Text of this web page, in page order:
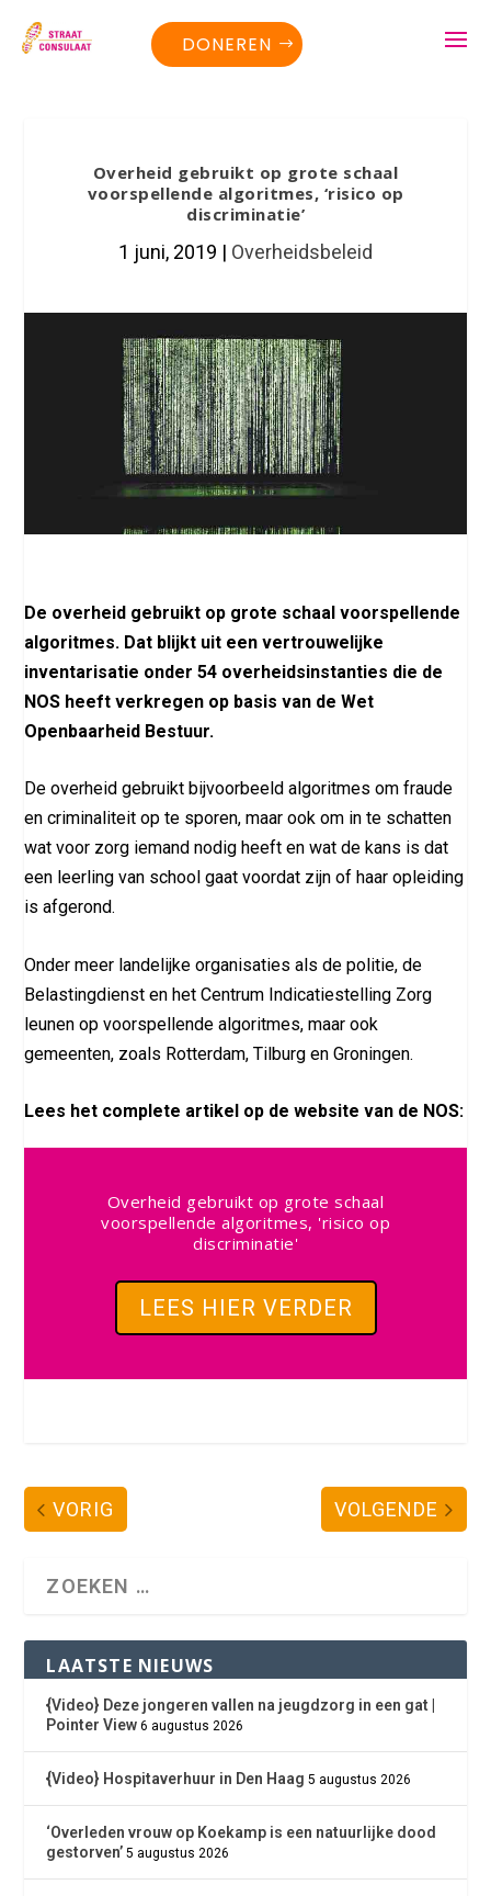
DONEREN
Overheid gebruikt op grote schaal
voorspellende algoritmes, ‘risico op
discriminatie’
1 juni, 2019 | Overheidsbeleid
De overheid gebruikt op grote schaal voorspellende
algoritmes. Dat blijkt uit een vertrouwelijke
inventarisatie onder 54 overheidsinstanties die de
NOS heeft verkregen op basis van de Wet
Openbaarheid Bestuur.
De overheid gebruikt bijvoorbeeld algoritmes om fraude
en criminaliteit op te sporen, maar ook om in te schatten
wat voor zorg iemand nodig heeft en wat de kans is dat
een leerling van school gaat voordat zijn of haar opleiding
is afgerond.
Onder meer landelijke organisaties als de politie, de
Belastingdienst en het Centrum Indicatiestelling Zorg
leunen op voorspellende algoritmes, maar ook
gemeenten, zoals Rotterdam, Tilburg en Groningen.
Lees het complete artikel op de website van de NOS:
Overheid gebruikt op grote schaal
voorspellende algoritmes, 'risico op
discriminatie'
LEES HIER VERDER
VORIG VOLGENDE
LAATSTE NIEUWS
{Video} Deze jongeren vallen na jeugdzorg in een gat |
Pointer View 6 augustus 2026
{Video} Hospitaverhuur in Den Haag 5 augustus 2026
‘Overleden vrouw op Koekamp is een natuurlijke dood
gestorven’ 5 augustus 2026